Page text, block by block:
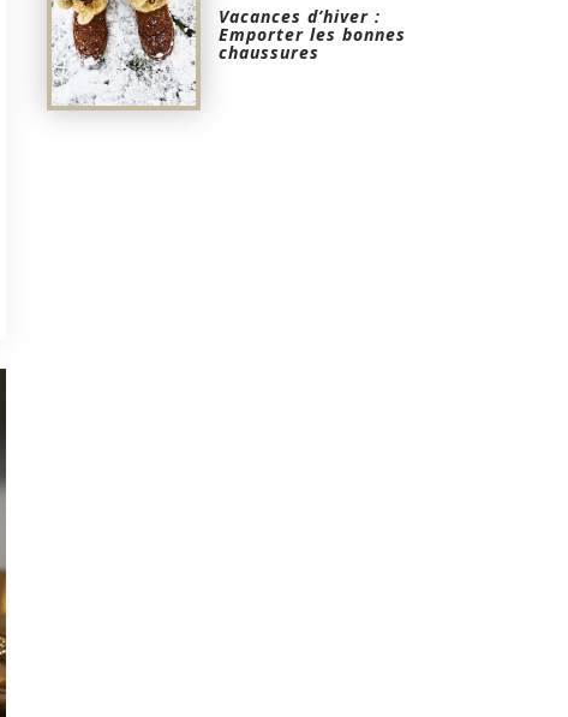
Vacances d’hiver :
Emporter les bonnes
chaussures